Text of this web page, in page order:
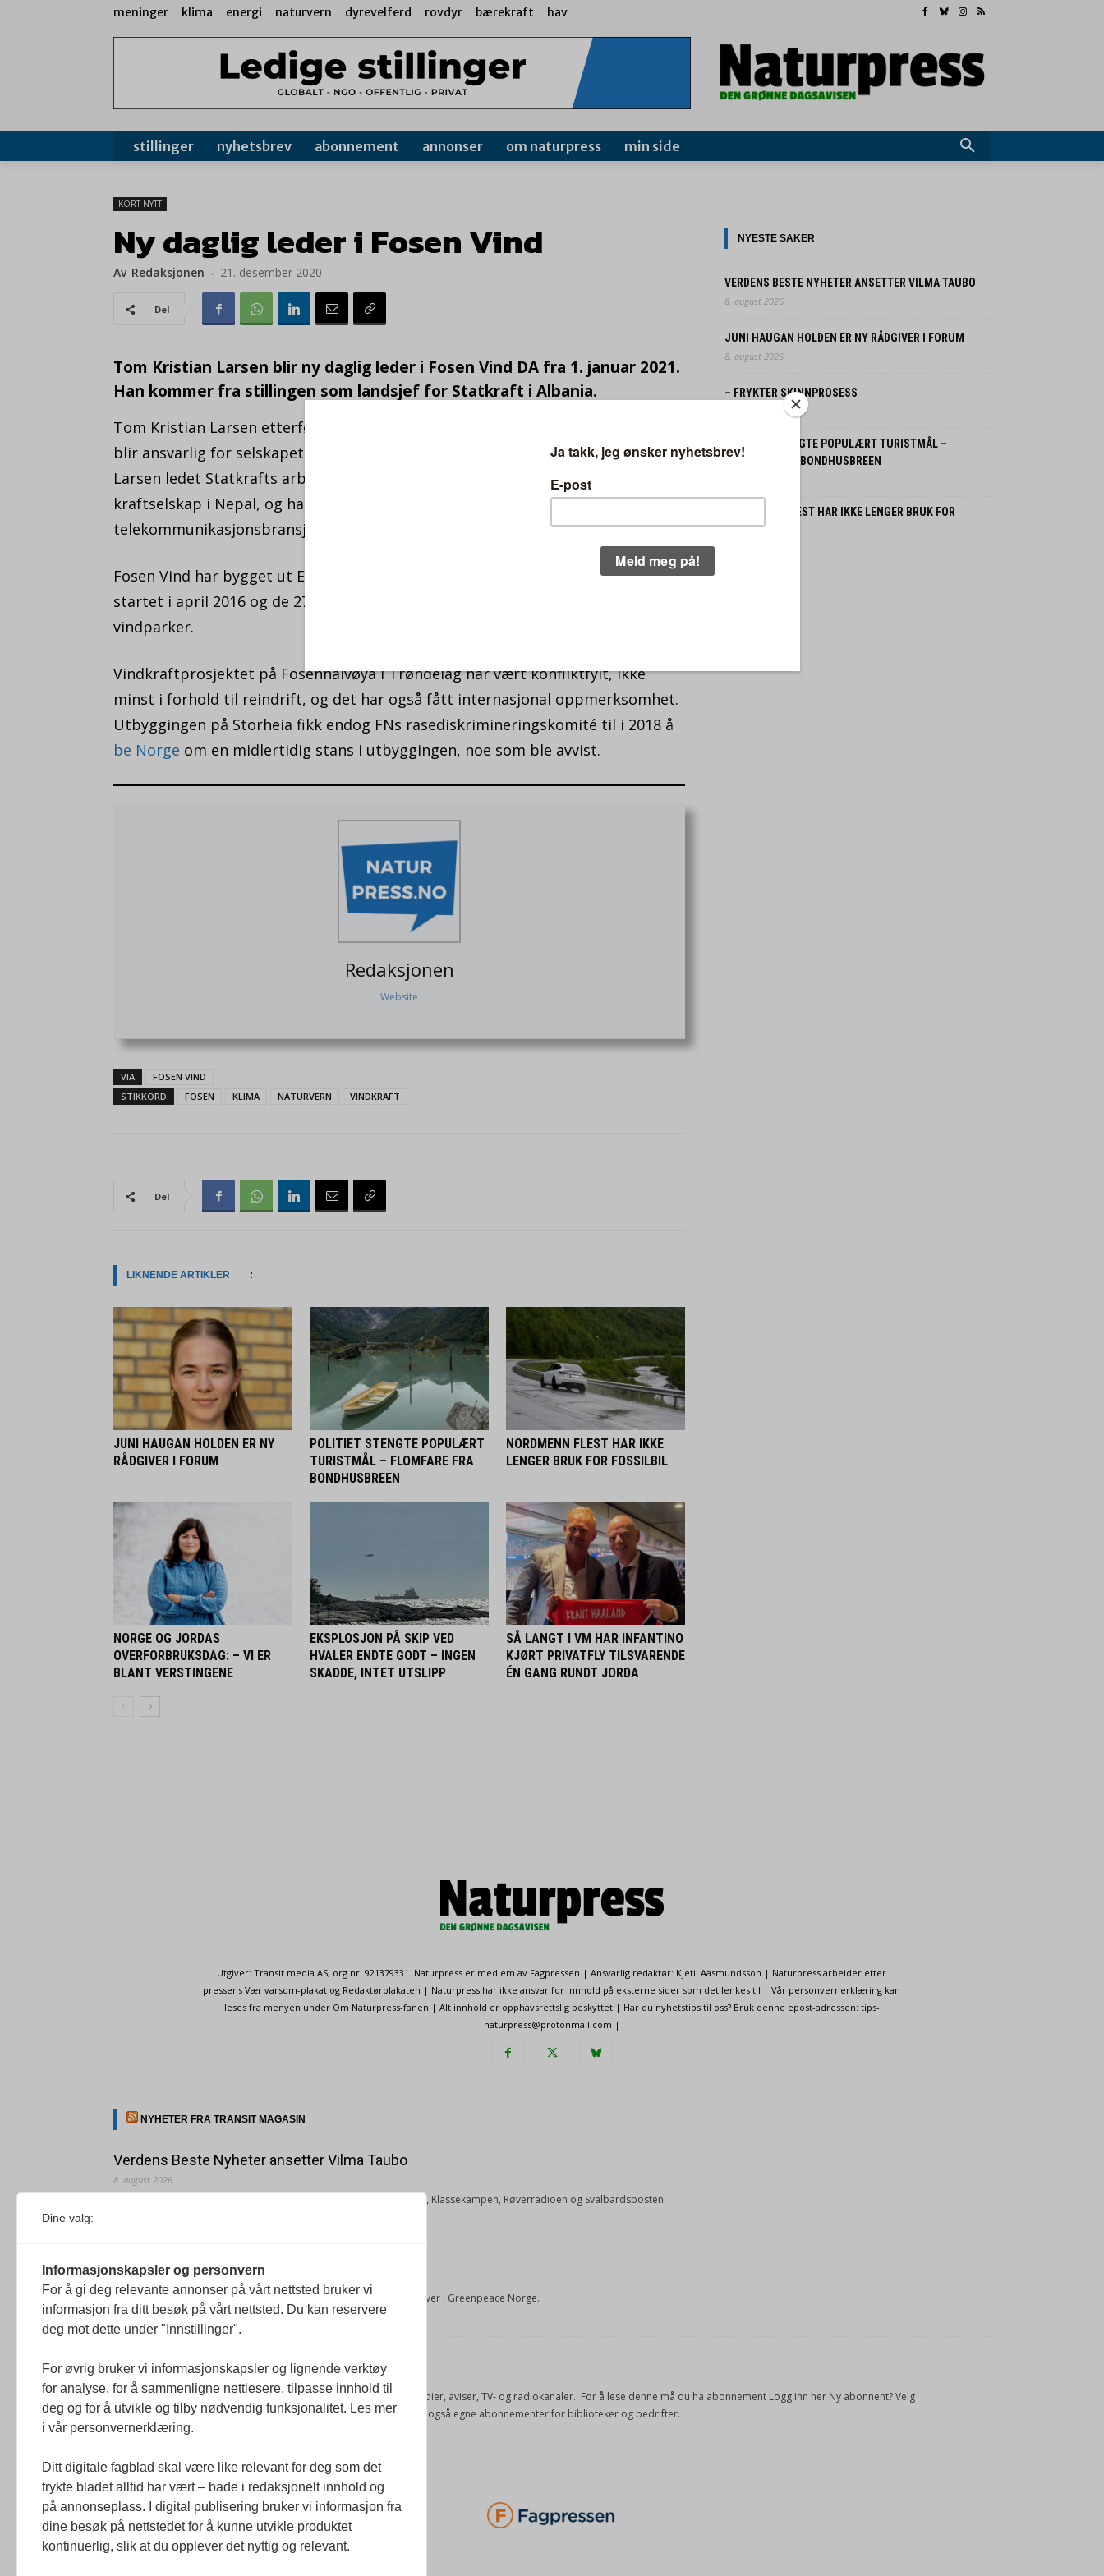
meninger klima energi naturvern dyrevelferd rovdyr bærekraft hav
stillinger nyhetsbrev abonnement annonser om naturpress min side
KORT NYTT
Ny daglig leder i Fosen Vind
Av Redaksjonen - 21. desember 2020
Del
Tom Kristian Larsen blir ny daglig leder i Fosen Vind DA fra 1. januar 2021.
Han kommer fra stillingen som landsjef for Statkraft i Albania.
Tom Kristian Larsen etterfølger Eivind Torblaa, som går tilbake til Statkraft og
blir ansvarlig for selskapets satsing på vind- og solkraft i Storbritannia. Før
Larsen ledet Statkrafts arbeid i Albania var han daglig leder for Statkrafts
kraftselskap i Nepal, og han har ytterligere ledererfaring fra
telekommunikasjonsbransjen i India og Thailand.
Fosen Vind har bygget ut Europas største vindkraftprosjekt på land. Byggingen
startet i april 2016 og de 277 vindturbinene er nå montert og satt i drift i seks
vindparker.
Vindkraftprosjektet på Fosenhalvøya i Trøndelag har vært konfliktfylt, ikke
minst i forhold til reindrift, og det har også fått internasjonal oppmerksomhet.
Utbyggingen på Storheia fikk endog FNs rasediskrimineringskomité til i 2018 å
be Norge om en midlertidig stans i utbyggingen, noe som ble avvist.
Redaksjonen
Website
VIA
FOSEN VIND
STIKKORD
FOSEN KLIMA NATURVERN VINDKRAFT
Del
LIKNENDE ARTIKLER :
JUNI HAUGAN HOLDEN ER NY
RÅDGIVER I FORUM
POLITIET STENGTE POPULÆRT
TURISTMÅL – FLOMFARE FRA
BONDHUSBREEN
NORDMENN FLEST HAR IKKE
LENGER BRUK FOR FOSSILBIL
NORGE OG JORDAS
OVERFORBRUKSDAG: – VI ER
BLANT VERSTINGENE
EKSPLOSJON PÅ SKIP VED
HVALER ENDTE GODT – INGEN
SKADDE, INTET UTSLIPP
SÅ LANGT I VM HAR INFANTINO
KJØRT PRIVATFLY TILSVARENDE
ÉN GANG RUNDT JORDA
NYESTE SAKER
VERDENS BESTE NYHETER ANSETTER VILMA TAUBO
8. august 2026
JUNI HAUGAN HOLDEN ER NY RÅDGIVER I FORUM
8. august 2026
– FRYKTER SKINNPROSESS
POLITIET STENGTE POPULÆRT TURISTMÅL –
FLOMFARE FRA BONDHUSBREEN
NORDMENN FLEST HAR IKKE LENGER BRUK FOR
FOSSILBIL
Utgiver: Transit media AS, org.nr. 921379331. Naturpress er medlem av Fagpressen | Ansvarlig redaktør: Kjetil Aasmundsson | Naturpress arbeider etter
pressens Vær varsom-plakat og Redaktørplakaten | Naturpress har ikke ansvar for innhold på eksterne sider som det lenkes til | Vår personvernerklæring kan
leses fra menyen under Om Naturpress-fanen | Alt innhold er opphavsrettslig beskyttet | Har du nyhetstips til oss? Bruk denne epost-adressen: tips-
naturpress@protonmail.com |
NYHETER FRA TRANSIT MAGASIN
Verdens Beste Nyheter ansetter Vilma Taubo
8. august 2026
Vilma Taubo er utdannet journalist og har jobbet for NRK, Nationen, Klassekampen, Røverradioen og Svalbardsposten.
8. august 2026
Hun har tidligere jobbet som kommunikasjonsrådgiver og fagrådgiver i Greenpeace Norge.
Redaksjonen
5. august 2026
Kommunistpartiet i Vietnam har total kontroll over alle offisielle medier, aviser, TV- og radiokanaler. For å lese denne må du ha abonnement Logg inn her Ny abonnent? Velg
Årsabonnement, Månedsabonnement eller 24-timers tilgang. Vi har også egne abonnementer for biblioteker og bedrifter.
Redaksjonen
Dine valg:
Informasjonskapsler og personvern
For å gi deg relevante annonser på vårt nettsted bruker vi
informasjon fra ditt besøk på vårt nettsted. Du kan reservere
deg mot dette under "Innstillinger".
For øvrig bruker vi informasjonskapsler og lignende verktøy
for analyse, for å sammenligne nettlesere, tilpasse innhold til
deg og for å utvikle og tilby nødvendig funksjonalitet. Les mer
i vår personvernerklæring.
Ditt digitale fagblad skal være like relevant for deg som det
trykte bladet alltid har vært – bade i redaksjonelt innhold og
på annonseplass. I digital publisering bruker vi informasjon fra
dine besøk på nettstedet for å kunne utvikle produktet
kontinuerlig, slik at du opplever det nyttig og relevant.